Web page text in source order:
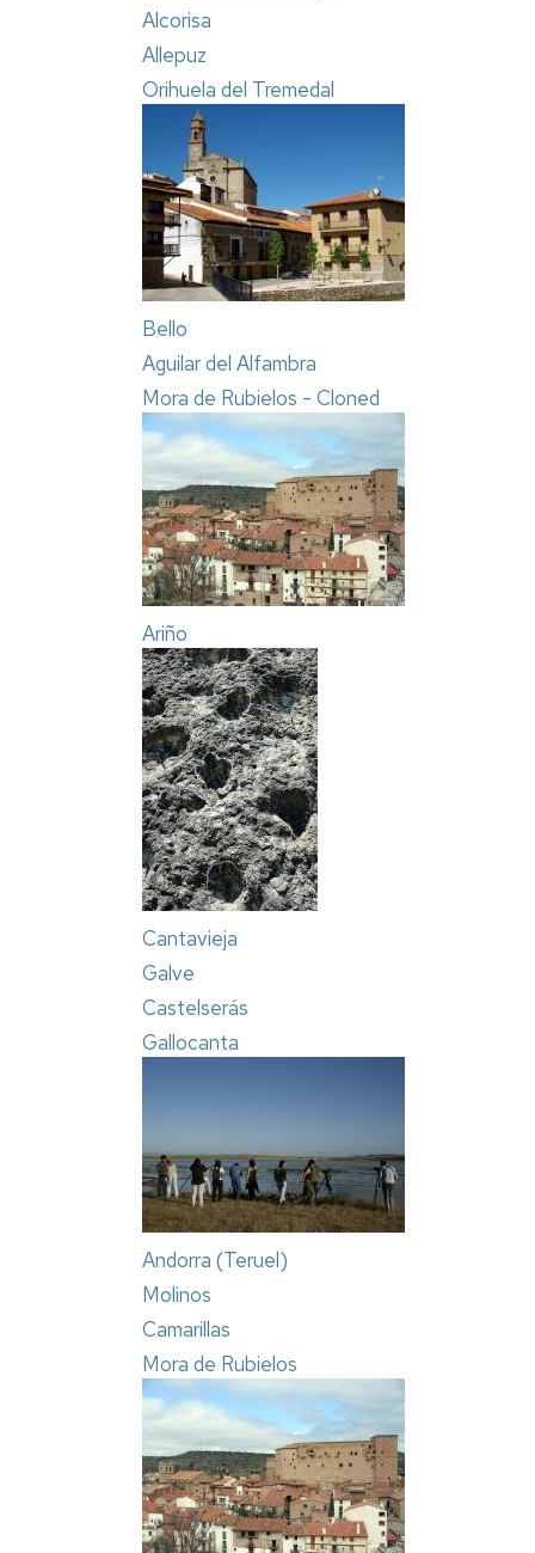
Alcorisa
Allepuz
Orihuela del Tremedal
Bello
Aguilar del Alfambra
Mora de Rubielos - Cloned
Ariño
Cantavieja
Galve
Castelserás
Gallocanta
Andorra (Teruel)
Molinos
Camarillas
Mora de Rubielos